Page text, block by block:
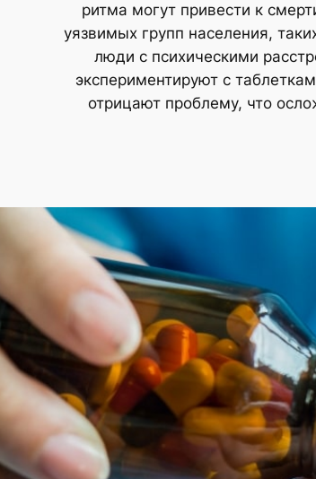
ритма могут привести к
уязвимых групп населения,
люди с психическими
экспериментируют с
отрицают проблему, что